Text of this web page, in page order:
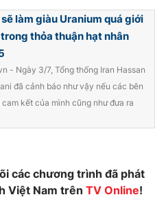
Infographic
sẽ làm giàu Uranium quá giới
thỏa thuận hạt nhân
- Ngày 3/7, Tổng thống Iran Hassan
đã cảnh báo như vậy nếu các bên
kết của mình cũng như đưa ra
các chương trình đã phát
Việt Nam trên TV Online!